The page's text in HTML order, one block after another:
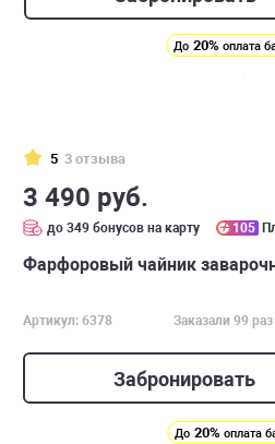
До 20% оплата
5 3 отзыва
3 490 руб.
до 349 бонусов на карту 105
Фарфоровый чайник
Артикул: 6378 Заказали 99 раз
Забронировать
До 20% оплата